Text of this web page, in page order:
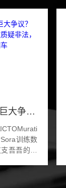
OpenAI再陷巨大争议？Sora训练数据被质疑非法，CTO采访疯狂翻车
训练数
吾吾的表
理不好，
入巨额赔